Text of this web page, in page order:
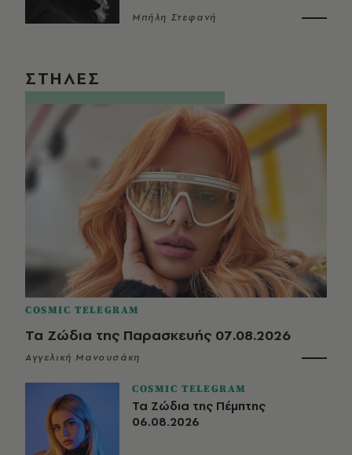
Μπήλη Στεφανή
ΣΤΗΛΕΣ
COSMIC TELEGRAM
Τα Ζώδια της Παρασκευής 07.08.2026
Αγγελική Μανουσάκη
COSMIC TELEGRAM
Τα Ζώδια της Πέμπτης
06.08.2026